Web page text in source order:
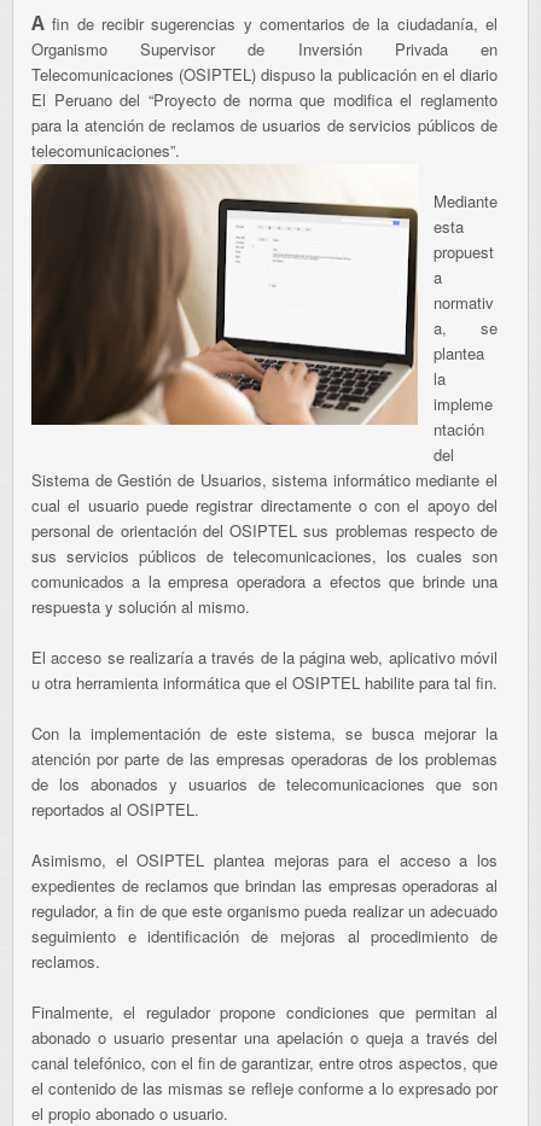
A fin de recibir sugerencias y comentarios de la ciudadanía, el
Organismo Supervisor de Inversión Privada en
Telecomunicaciones (OSIPTEL) dispuso la publicación en el diario
El Peruano del “Proyecto de norma que modifica el reglamento
para la atención de reclamos de usuarios de servicios públicos de
telecomunicaciones”.
Mediante
esta
propuest
a
normativ
a, se
plantea
la
impleme
ntación
del
Sistema de Gestión de Usuarios, sistema informático mediante el
cual el usuario puede registrar directamente o con el apoyo del
personal de orientación del OSIPTEL sus problemas respecto de
sus servicios públicos de telecomunicaciones, los cuales son
comunicados a la empresa operadora a efectos que brinde una
respuesta y solución al mismo.
El acceso se realizaría a través de la página web, aplicativo móvil
u otra herramienta informática que el OSIPTEL habilite para tal fin.
Con la implementación de este sistema, se busca mejorar la
atención por parte de las empresas operadoras de los problemas
de los abonados y usuarios de telecomunicaciones que son
reportados al OSIPTEL.
Asimismo, el OSIPTEL plantea mejoras para el acceso a los
expedientes de reclamos que brindan las empresas operadoras al
regulador, a fin de que este organismo pueda realizar un adecuado
seguimiento e identificación de mejoras al procedimiento de
reclamos.
Finalmente, el regulador propone condiciones que permitan al
abonado o usuario presentar una apelación o queja a través del
canal telefónico, con el fin de garantizar, entre otros aspectos, que
el contenido de las mismas se refleje conforme a lo expresado por
el propio abonado o usuario.